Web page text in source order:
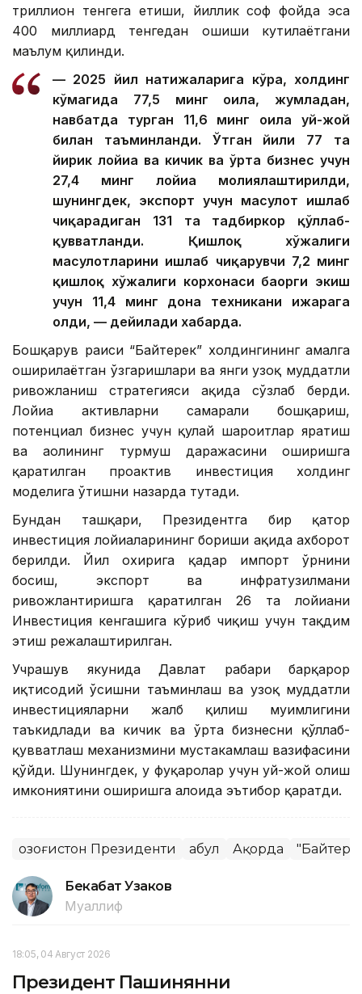
триллион тенгега етиши, йиллик соф фойда эса
400 миллиард тенгедан ошиши кутилаётгани
маълум қилинди.
— 2025 йил натижаларига кўра, холдинг
кўмагида 77,5 минг оила, жумладан,
навбатда турган 11,6 минг оила уй-жой
билан таъминланди. Ўтган йили 77 та
йирик лойиҳа ва кичик ва ўрта бизнес учун
27,4 минг лойиҳа молиялаштирилди,
шунингдек, экспорт учун маҳсулот ишлаб
чиқарадиган 131 та тадбиркор қўллаб-
қувватланди. Қишлоқ хўжалиги
маҳсулотларини ишлаб чиқарувчи 7,2 минг
қишлоқ хўжалиги корхонаси баҳорги экиш
учун 11,4 минг дона техникани ижарага
олди, — дейилади хабарда.
Бошқарув раиси “Байтерек” холдингининг амалга
оширилаётган ўзгаришлари ва янги узоқ муддатли
ривожланиш стратегияси ҳақида сўзлаб берди.
Лойиҳа активларни самарали бошқариш,
потенциал бизнес учун қулай шароитлар яратиш
ва аҳолининг турмуш даражасини оширишга
қаратилган проактив инвестиция холдинг
моделига ўтишни назарда тутади.
Бундан ташқари, Президентга бир қатор
инвестиция лойиҳаларининг бориши ҳақида ахборот
берилди. Йил охирига қадар импорт ўрнини
босиш, экспорт ва инфратузилмани
ривожлантиришга қаратилган 26 та лойиҳани
Инвестиция кенгашига кўриб чиқиш учун тақдим
этиш режалаштирилган.
Учрашув якунида Давлат раҳбари барқарор
иқтисодий ўсишни таъминлаш ва узоқ муддатли
инвестицияларни жалб қилиш муҳимлигини
таъкидлади ва кичик ва ўрта бизнесни қўллаб-
қувватлаш механизмини мустаҳкамлаш вазифасини
қўйди. Шунингдек, у фуқаролар учун уй-жой олиш
имкониятини оширишга алоҳида эътибор қаратди.
Қозоғистон Президенти Қабул Ақорда
Бекабат Узаков
Муаллиф
18:05, 04 Август 2026
Президент Пашинянни